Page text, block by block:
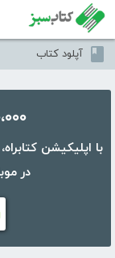
آپلود کتاب
۵۰،۰۰۰ کتاب
در